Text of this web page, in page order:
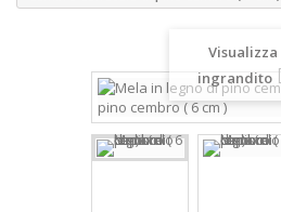
Visualizza
ingrandito